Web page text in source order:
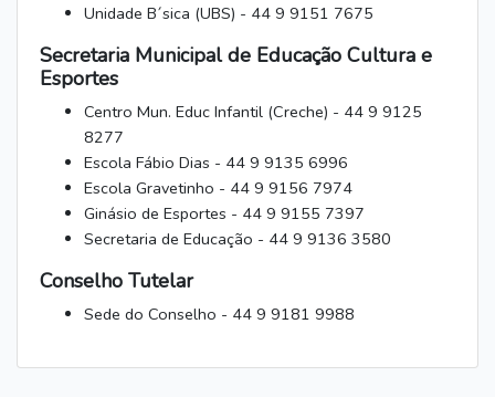
Unidade B´sica (UBS) - 44 9 9151 7675
Secretaria Municipal de Educação Cultura e
Esportes
Centro Mun. Educ Infantil (Creche) - 44 9 9125
8277
Escola Fábio Dias - 44 9 9135 6996
Escola Gravetinho - 44 9 9156 7974
Ginásio de Esportes - 44 9 9155 7397
Secretaria de Educação - 44 9 9136 3580
Conselho Tutelar
Sede do Conselho - 44 9 9181 9988